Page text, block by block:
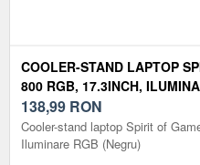
COOLER-STAND LAPTOP
800 RGB, 17.3INCH,
138,99 RON
Cooler-stand laptop Spirit of
Iluminare RGB (Negru)